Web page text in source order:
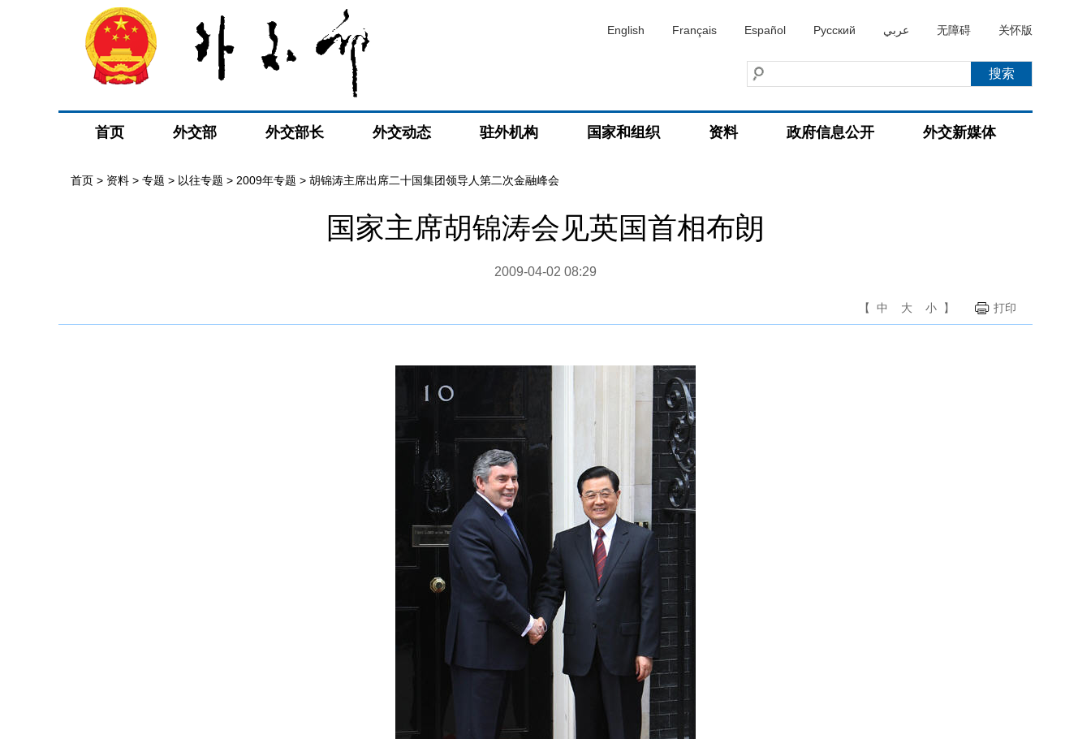
English Français Español Русский عربي 无障碍 关怀版
首页 外交部 外交部长 外交动态 驻外机构 国家和组织 资料 政府信息公开 外交新媒体
首页 > 资料 > 专题 > 以往专题 > 2009年专题 > 胡锦涛主席出席二十国集团领导人第二次金融峰会
国家主席胡锦涛会见英国首相布朗
2009-04-02 08:29
【 中 大 小 】 打印